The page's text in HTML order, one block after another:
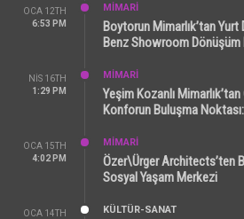
OCA 12TH
6:53 PM
MİMARİ
Boytorun Mimarlık’tan Yurt
Benz Showroom Dönüşüm
NIS 16TH
1:29 PM
MİMARİ
Yeşim Kozanlı
Konforun Buluşma
OCA 15TH
4:02 PM
MİMARİ
Özer\Ürger Architects’ten
Sosyal Yaşam Merkezi
OCA 14TH
KÜLTÜR-SANAT